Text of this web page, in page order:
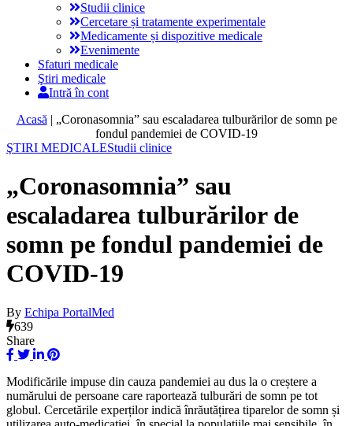
Studii clinice
Cercetare și tratamente experimentale
Medicamente și dispozitive medicale
Evenimente
Sfaturi medicale
Ştiri medicale
Intră în cont
Acasă | „Coronasomnia” sau escaladarea tulburărilor de somn pe
fondul pandemiei de COVID-19
ŞTIRI MEDICALEStudii clinice
„Coronasomnia” sau
escaladarea tulburărilor de
somn pe fondul pandemiei de
COVID-19
By Echipa PortalMed
639
Share
Modificările impuse din cauza pandemiei au dus la o creștere a
numărului de persoane care raportează tulburări de somn pe tot
globul. Cercetările experților indică înrăutățirea tiparelor de somn și